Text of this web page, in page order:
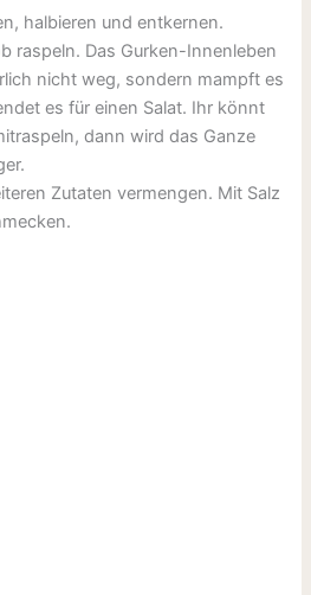
halbieren und entkernen.
raspeln. Das Gurken-Innenleben
nicht weg, sondern mampft es
es für einen Salat. Ihr könnt
dann wird das Ganze
Zutaten vermengen. Mit Salz